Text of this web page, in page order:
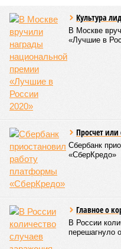
Культура
В Москве
«Лучшие в
Просчет или
Сбербанк
«СберКредо»
Главное о
В России
перешагнуло